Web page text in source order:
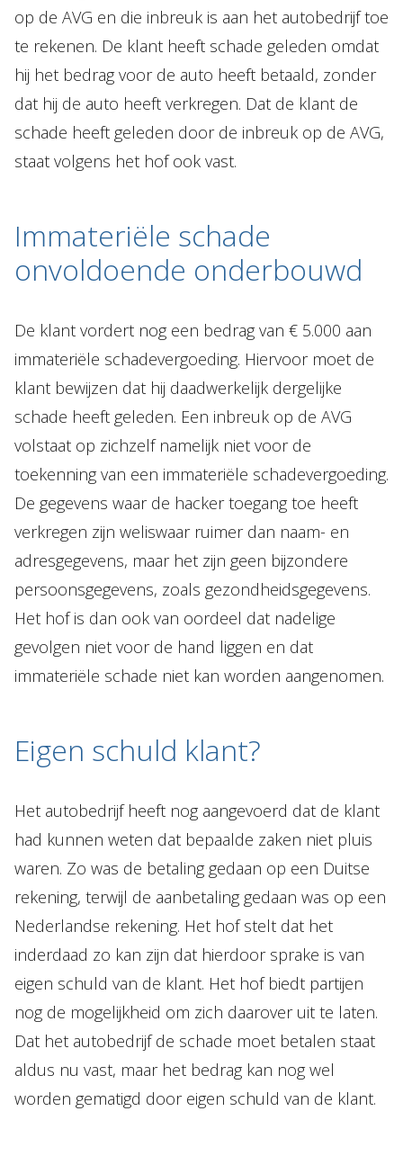
op de AVG en die inbreuk is aan het autobedrijf toe
te rekenen. De klant heeft schade geleden omdat
hij het bedrag voor de auto heeft betaald, zonder
dat hij de auto heeft verkregen. Dat de klant de
schade heeft geleden door de inbreuk op de AVG,
staat volgens het hof ook vast.
Immateriële schade
onvoldoende onderbouwd
De klant vordert nog een bedrag van € 5.000 aan
immateriële schadevergoeding. Hiervoor moet de
klant bewijzen dat hij daadwerkelijk dergelijke
schade heeft geleden. Een inbreuk op de AVG
volstaat op zichzelf namelijk niet voor de
toekenning van een immateriële schadevergoeding.
De gegevens waar de hacker toegang toe heeft
verkregen zijn weliswaar ruimer dan naam- en
adresgegevens, maar het zijn geen bijzondere
persoonsgegevens, zoals gezondheidsgegevens.
Het hof is dan ook van oordeel dat nadelige
gevolgen niet voor de hand liggen en dat
immateriële schade niet kan worden aangenomen.
Eigen schuld klant?
Het autobedrijf heeft nog aangevoerd dat de klant
had kunnen weten dat bepaalde zaken niet pluis
waren. Zo was de betaling gedaan op een Duitse
rekening, terwijl de aanbetaling gedaan was op een
Nederlandse rekening. Het hof stelt dat het
inderdaad zo kan zijn dat hierdoor sprake is van
eigen schuld van de klant. Het hof biedt partijen
nog de mogelijkheid om zich daarover uit te laten.
Dat het autobedrijf de schade moet betalen staat
aldus nu vast, maar het bedrag kan nog wel
worden gematigd door eigen schuld van de klant.